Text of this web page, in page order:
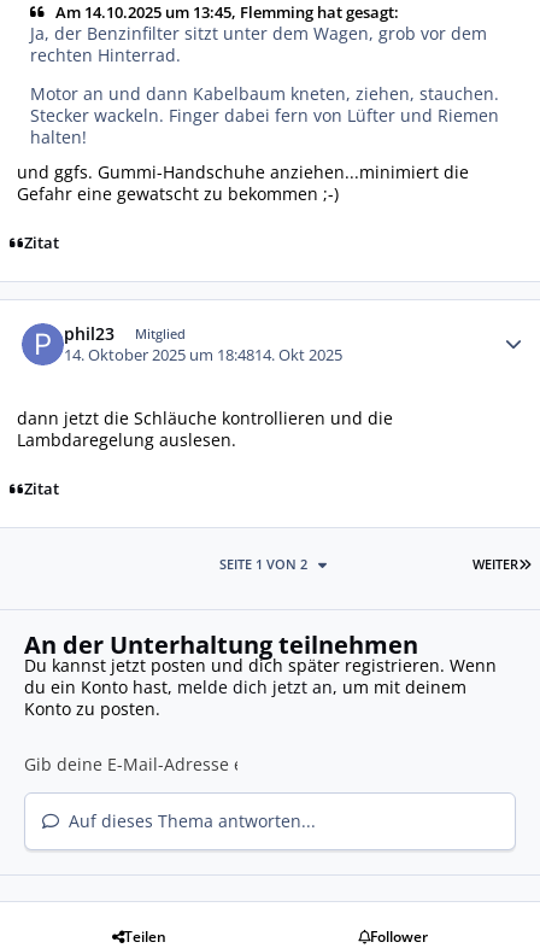
Am 14.10.2025 um 13:45, Flemming hat gesagt:
Ja, der Benzinfilter sitzt unter dem Wagen, grob vor dem
rechten Hinterrad.
Motor an und dann Kabelbaum kneten, ziehen, stauchen.
Stecker wackeln. Finger dabei fern von Lüfter und Riemen
halten!
und ggfs. Gummi-Handschuhe anziehen...minimiert die
Gefahr eine gewatscht zu bekommen ;-)
Zitat
phil23 Mitglied
14. Oktober 2025 um 18:4814. Okt 2025
dann jetzt die Schläuche kontrollieren und die
Lambdaregelung auslesen.
Zitat
WEITER
SEITE 1 VON 2
An der Unterhaltung teilnehmen
Du kannst jetzt posten und dich später registrieren. Wenn
du ein Konto hast, melde dich jetzt an, um mit deinem
Konto zu posten.
Auf dieses Thema antworten...
Teilen Follower